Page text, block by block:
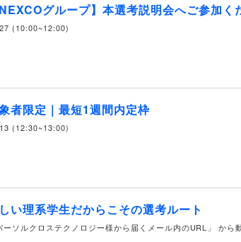
NEXCOグループ】本選考説明会へご参加く
(10:00~12:00)
者限定｜最短1週間内定枠
(12:30~13:00)
い理系学生だからこその選考ルート
ーソルクロステクノロジー様から届くメール内のURL」 から